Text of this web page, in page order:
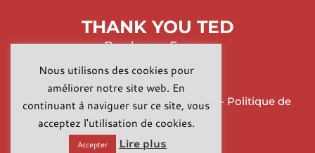
THANK YOU TED
Bordeaux, France
Copyright © 2026 -Mentions légales - Politique de
confidentialité- CGV
Nous utilisons des cookies pour
améliorer notre site web. En
continuant à naviguer sur ce site, vous
acceptez l'utilisation de cookies.
Accepter Lire plus